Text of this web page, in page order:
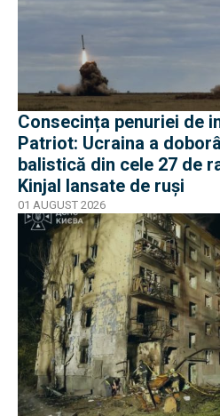
Consecința penuriei de
Patriot: Ucraina a
balistică din cele 27 de
Kinjal lansate de ruși
01 AUGUST 2026